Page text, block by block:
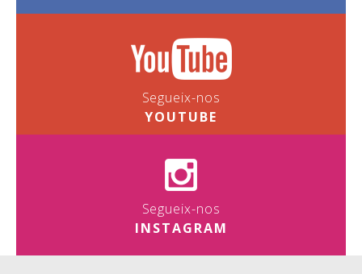
Segueix-nos
YOUTUBE
Segueix-nos
INSTAGRAM